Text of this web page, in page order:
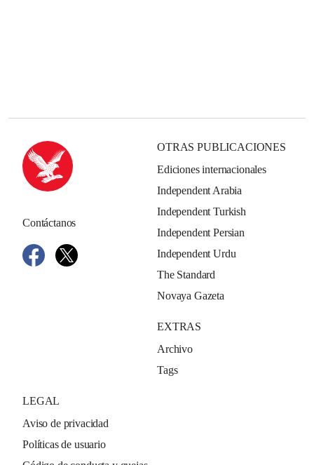
Contáctanos
OTRAS PUBLICACIONES
Ediciones internacionales
Independent Arabia
Independent Turkish
Independent Persian
Independent Urdu
The Standard
Novaya Gazeta
EXTRAS
Archivo
Tags
LEGAL
Aviso de privacidad
Políticas de usuario